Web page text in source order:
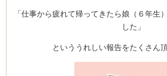
「仕事から疲れて帰ってきたら娘（６年生
した」
といううれしい報告をたくさん